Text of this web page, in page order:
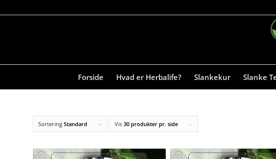
Forside Hvad er Herbalife? Slankekur Slanke
Sortering Standard Vis 30 produkter pr. side